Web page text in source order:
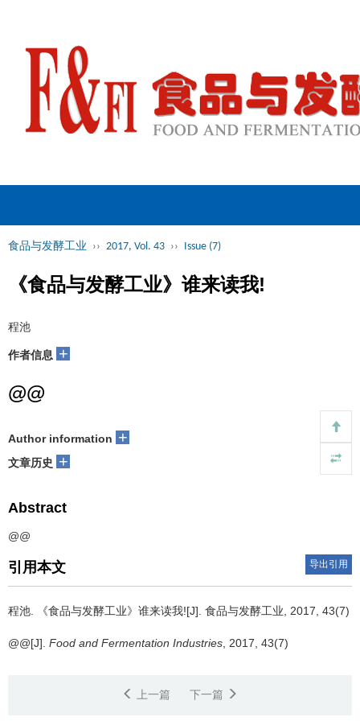
食品与发酵工业 ›› 2017, Vol. 43 ›› Issue (7)
《食品与发酵工业》谁来读我!
程池
作者信息 +
@@
Author information +
文章历史 +
Abstract
@@
引用本文 导出引用
程池. 《食品与发酵工业》谁来读我![J]. 食品与发酵工业, 2017, 43(7)
@@[J]. Food and Fermentation Industries , 2017, 43(7)
上一篇 下一篇